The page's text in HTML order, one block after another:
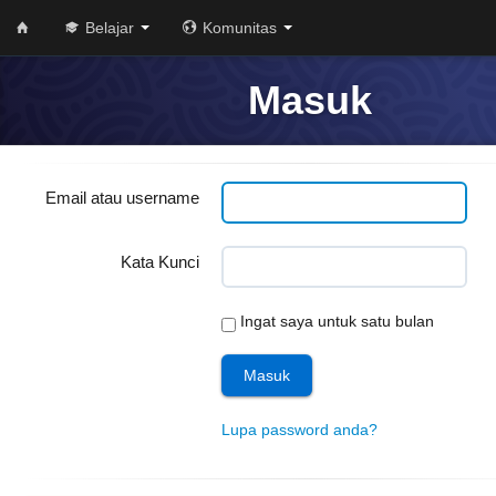
Belajar Komunitas
Masuk
Email atau username
Kata Kunci
Ingat saya untuk satu bulan
Lupa password anda?